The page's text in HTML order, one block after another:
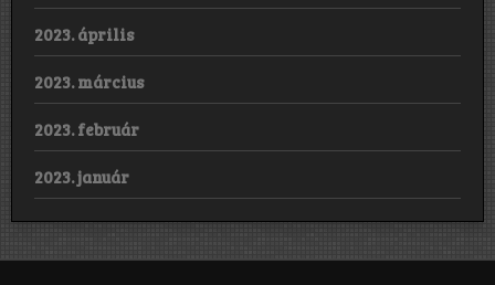
2023. április
2023. március
2023. február
2023. január